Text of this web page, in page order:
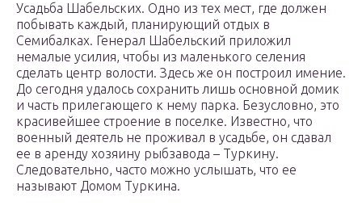
Усадьба Шабельских. Одно из тех мест, где должен
побывать каждый, планирующий отдых в
Семибалках. Генерал Шабельский приложил
немалые усилия, чтобы из маленького селения
сделать центр волости. Здесь же он построил имение.
До сегодня удалось сохранить лишь основной домик
и часть прилегающего к нему парка. Безусловно, это
красивейшее строение в поселке. Известно, что
военный деятель не проживал в усадьбе, он сдавал
ее в аренду хозяину рыбзавода – Туркину.
Следовательно, часто можно услышать, что ее
называют Домом Туркина.